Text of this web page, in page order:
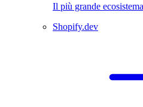
Il più grande
Shopify.dev